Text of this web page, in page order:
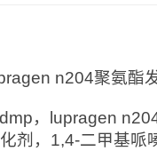
n204聚氨酯
，lupragen
剂，1,4-二甲基哌